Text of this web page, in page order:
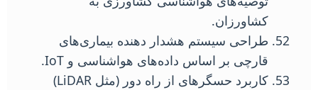
کشاورزان.
طراحی سیستم هشدار دهنده بیماری‌های
قارچی بر اساس داده‌های هواشناسی و IoT.
کاربرد حسگرهای از راه دور (مثل LiDAR)